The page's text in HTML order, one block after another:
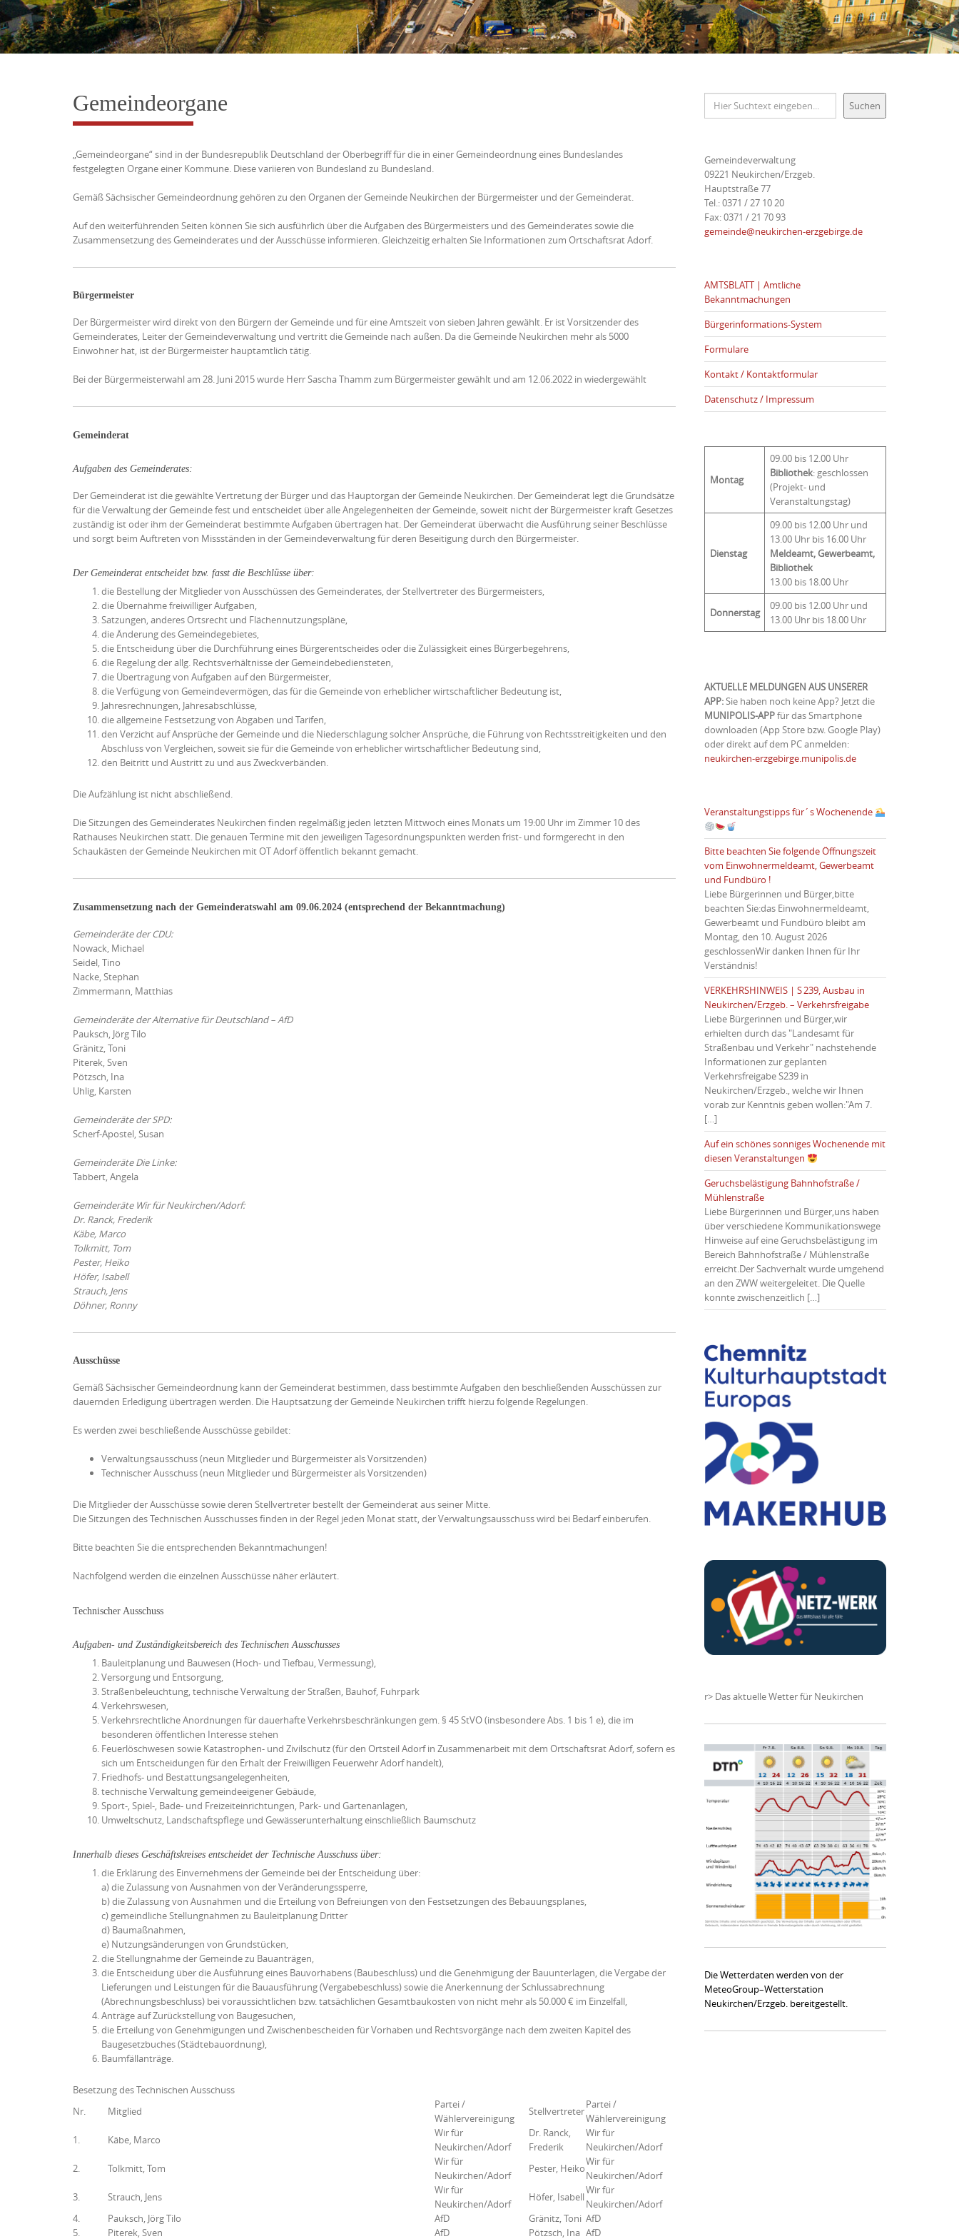
Gemeindeorgane
„Gemeindeorgane“ sind in der Bundesrepublik Deutschland der Oberbegriff für die in einer Gemeindeordnung eines Bundeslandes
festgelegten Organe einer Kommune. Diese variieren von Bundesland zu Bundesland.
Gemäß Sächsischer Gemeindeordnung gehören zu den Organen der Gemeinde Neukirchen der Bürgermeister und der Gemeinderat.
Auf den weiterführenden Seiten können Sie sich ausführlich über die Aufgaben des Bürgermeisters und des Gemeinderates sowie die
Zusammensetzung des Gemeinderates und der Ausschüsse informieren. Gleichzeitig erhalten Sie Informationen zum Ortschaftsrat Adorf.
Bürgermeister
Der Bürgermeister wird direkt von den Bürgern der Gemeinde und für eine Amtszeit von sieben Jahren gewählt. Er ist Vorsitzender des
Gemeinderates, Leiter der Gemeindeverwaltung und vertritt die Gemeinde nach außen. Da die Gemeinde Neukirchen mehr als 5000
Einwohner hat, ist der Bürgermeister hauptamtlich tätig.
Bei der Bürgermeisterwahl am 28. Juni 2015 wurde Herr Sascha Thamm zum Bürgermeister gewählt und am 12.06.2022 in wiedergewählt
Gemeinderat
Aufgaben des Gemeinderates:
Der Gemeinderat ist die gewählte Vertretung der Bürger und das Hauptorgan der Gemeinde Neukirchen. Der Gemeinderat legt die Grundsätze
für die Verwaltung der Gemeinde fest und entscheidet über alle Angelegenheiten der Gemeinde, soweit nicht der Bürgermeister kraft Gesetzes
zuständig ist oder ihm der Gemeinderat bestimmte Aufgaben übertragen hat. Der Gemeinderat überwacht die Ausführung seiner Beschlüsse
und sorgt beim Auftreten von Missständen in der Gemeindeverwaltung für deren Beseitigung durch den Bürgermeister.
Der Gemeinderat entscheidet bzw. fasst die Beschlüsse über:
die Bestellung der Mitglieder von Ausschüssen des Gemeinderates, der Stellvertreter des Bürgermeisters,
die Übernahme freiwilliger Aufgaben,
Satzungen, anderes Ortsrecht und Flächennutzungspläne,
die Änderung des Gemeindegebietes,
die Entscheidung über die Durchführung eines Bürgerentscheides oder die Zulässigkeit eines Bürgerbegehrens,
die Regelung der allg. Rechtsverhältnisse der Gemeindebediensteten,
die Übertragung von Aufgaben auf den Bürgermeister,
die Verfügung von Gemeindevermögen, das für die Gemeinde von erheblicher wirtschaftlicher Bedeutung ist,
Jahresrechnungen, Jahresabschlüsse,
die allgemeine Festsetzung von Abgaben und Tarifen,
den Verzicht auf Ansprüche der Gemeinde und die Niederschlagung solcher Ansprüche, die Führung von Rechtsstreitigkeiten und den
Abschluss von Vergleichen, soweit sie für die Gemeinde von erheblicher wirtschaftlicher Bedeutung sind,
den Beitritt und Austritt zu und aus Zweckverbänden.
Die Aufzählung ist nicht abschließend.
Die Sitzungen des Gemeinderates Neukirchen finden regelmäßig jeden letzten Mittwoch eines Monats um 19:00 Uhr im Zimmer 10 des
Rathauses Neukirchen statt. Die genauen Termine mit den jeweiligen Tagesordnungspunkten werden frist- und formgerecht in den
Schaukästen der Gemeinde Neukirchen mit OT Adorf öffentlich bekannt gemacht.
Zusammensetzung nach der Gemeinderatswahl am 09.06.2024 (entsprechend der Bekanntmachung)
Gemeinderäte der CDU:
Nowack, Michael
Seidel, Tino
Nacke, Stephan
Zimmermann, Matthias
Gemeinderäte der Alternative für Deutschland – AfD
Pauksch, Jörg Tilo
Gränitz, Toni
Piterek, Sven
Pötzsch, Ina
Uhlig, Karsten
Gemeinderäte der SPD:
Scherf-Apostel, Susan
Gemeinderäte Die Linke:
Tabbert, Angela
Gemeinderäte Wir für Neukirchen/Adorf:
Dr. Ranck, Frederik
Käbe, Marco
Tolkmitt, Tom
Pester, Heiko
Höfer, Isabell
Strauch, Jens
Döhner, Ronny
Ausschüsse
Gemäß Sächsischer Gemeindeordnung kann der Gemeinderat bestimmen, dass bestimmte Aufgaben den beschließenden Ausschüssen zur
dauernden Erledigung übertragen werden. Die Hauptsatzung der Gemeinde Neukirchen trifft hierzu folgende Regelungen.
Es werden zwei beschließende Ausschüsse gebildet:
Verwaltungsausschuss (neun Mitglieder und Bürgermeister als Vorsitzenden)
Technischer Ausschuss (neun Mitglieder und Bürgermeister als Vorsitzenden)
Die Mitglieder der Ausschüsse sowie deren Stellvertreter bestellt der Gemeinderat aus seiner Mitte.
Die Sitzungen des Technischen Ausschusses finden in der Regel jeden Monat statt, der Verwaltungsausschuss wird bei Bedarf einberufen.
Bitte beachten Sie die entsprechenden Bekanntmachungen!
Nachfolgend werden die einzelnen Ausschüsse näher erläutert.
Technischer Ausschuss
Aufgaben- und Zuständigkeitsbereich des Technischen Ausschusses
Bauleitplanung und Bauwesen (Hoch- und Tiefbau, Vermessung),
Versorgung und Entsorgung,
Straßenbeleuchtung, technische Verwaltung der Straßen, Bauhof, Fuhrpark
Verkehrswesen,
Verkehrsrechtliche Anordnungen für dauerhafte Verkehrsbeschränkungen gem. § 45 StVO (insbesondere Abs. 1 bis 1 e), die im
besonderen öffentlichen Interesse stehen
Feuerlöschwesen sowie Katastrophen- und Zivilschutz (für den Ortsteil Adorf in Zusammenarbeit mit dem Ortschaftsrat Adorf, sofern es
sich um Entscheidungen für den Erhalt der Freiwilligen Feuerwehr Adorf handelt),
Friedhofs- und Bestattungsangelegenheiten,
technische Verwaltung gemeindeeigener Gebäude,
Sport-, Spiel-, Bade- und Freizeiteinrichtungen, Park- und Gartenanlagen,
Umweltschutz, Landschaftspflege und Gewässerunterhaltung einschließlich Baumschutz
Innerhalb dieses Geschäftskreises entscheidet der Technische Ausschuss über:
die Erklärung des Einvernehmens der Gemeinde bei der Entscheidung über:
a) die Zulassung von Ausnahmen von der Veränderungssperre,
b) die Zulassung von Ausnahmen und die Erteilung von Befreiungen von den Festsetzungen des Bebauungsplanes,
c) gemeindliche Stellungnahmen zu Bauleitplanung Dritter
d) Baumaßnahmen,
e) Nutzungsänderungen von Grundstücken,
die Stellungnahme der Gemeinde zu Bauanträgen,
die Entscheidung über die Ausführung eines Bauvorhabens (Baubeschluss) und die Genehmigung der Bauunterlagen, die Vergabe der
Lieferungen und Leistungen für die Bauausführung (Vergabebeschluss) sowie die Anerkennung der Schlussabrechnung
(Abrechnungsbeschluss) bei voraussichtlichen bzw. tatsächlichen Gesamtbaukosten von nicht mehr als 50.000 € im Einzelfall,
Anträge auf Zurückstellung von Baugesuchen,
die Erteilung von Genehmigungen und Zwischenbescheiden für Vorhaben und Rechtsvorgänge nach dem zweiten Kapitel des
Baugesetzbuches (Städtebauordnung),
Baumfällanträge.
Besetzung des Technischen Ausschuss
Nr.
Mitglied
Partei /
Wählervereinigung
Stellvertreter
Partei /
Wählervereinigung
1.
Käbe, Marco
Wir für
Neukirchen/Adorf
Dr. Ranck,
Frederik
Wir für
Neukirchen/Adorf
2.
Tolkmitt, Tom
Wir für
Neukirchen/Adorf
Pester, Heiko
Wir für
Neukirchen/Adorf
3.
Strauch, Jens
Wir für
Neukirchen/Adorf
Höfer, Isabell
Wir für
Neukirchen/Adorf
4.
Pauksch, Jörg Tilo AfD Gränitz, Toni AfD
5.
Piterek, Sven AfD Pötzsch, Ina AfD
Suchen Suchen
Gemeindeverwaltung
09221 Neukirchen/Erzgeb.
Hauptstraße 77
Tel.: 0371 / 27 10 20
Fax: 0371 / 21 70 93
gemeinde@neukirchen-erzgebirge.de
AMTSBLATT | Amtliche
Bekanntmachungen
Bürgerinformations-System
Formulare
Kontakt / Kontaktformular
Datenschutz / Impressum
Montag
09.00 bis 12.00 Uhr
Bibliothek: geschlossen
(Projekt- und
Veranstaltungstag)
Dienstag
09.00 bis 12.00 Uhr und
13.00 Uhr bis 16.00 Uhr
Meldeamt, Gewerbeamt,
Bibliothek
13.00 bis 18.00 Uhr
Donnerstag
09.00 bis 12.00 Uhr und
13.00 Uhr bis 18.00 Uhr
AKTUELLE MELDUNGEN AUS UNSERER
APP:Sie haben noch keine App? Jetzt die
MUNIPOLIS-APPfür das Smartphone
downloaden (App Store bzw. Google Play)
oder direkt auf dem PC anmelden:
neukirchen-erzgebirge.munipolis.de
Veranstaltungstipps für´s Wochenende
Bitte beachten Sie folgende Öffnungszeit
vom Einwohnermeldeamt, Gewerbeamt
und Fundbüro !
Liebe Bürgerinnen und Bürger,bitte
beachten Sie:das Einwohnermeldeamt,
Gewerbeamt und Fundbüro bleibt am
Montag, den 10. August 2026
geschlossenWir danken Ihnen für Ihr
Verständnis!
VERKEHRSHINWEIS | S 239, Ausbau in
Neukirchen/Erzgeb. – Verkehrsfreigabe
Liebe Bürgerinnen und Bürger,wir
erhielten durch das "Landesamt für
Straßenbau und Verkehr" nachstehende
Informationen zur geplanten
Verkehrsfreigabe S239 in
Neukirchen/Erzgeb., welche wir Ihnen
vorab zur Kenntnis geben wollen:"Am 7.
[…]
Auf ein schönes sonniges Wochenende mit
diesen Veranstaltungen
Geruchsbelästigung Bahnhofstraße /
Mühlenstraße
Liebe Bürgerinnen und Bürger,uns haben
über verschiedene Kommunikationswege
Hinweise auf eine Geruchsbelästigung im
Bereich Bahnhofstraße / Mühlenstraße
erreicht.Der Sachverhalt wurde umgehend
an den ZWW weitergeleitet. Die Quelle
konnte zwischenzeitlich […]
r> Das aktuelle Wetter für Neukirchen
Die Wetterdaten werden von der
MeteoGroup–Wetterstation
Neukirchen/Erzgeb. bereitgestellt.